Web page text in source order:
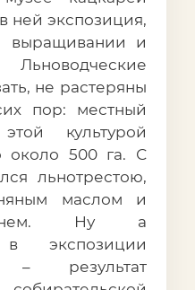
ней экспозиция,
выращивании и
не растеряны
пор: местный
культурой
около 500 га. С
льнотрестою,
маслом и
Ну а
в экспозиции
результат